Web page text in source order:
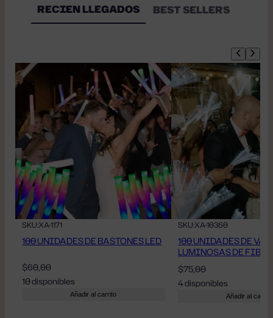
RECIEN LLEGADOS BEST SELLERS
SKU:XA-1171
100 UNIDADES DE BASTONES LED
$60,00
10 disponibles
Añadir al carrito
SKU:XA-10360
100 UNIDADES DE
LUMINOSAS DE
$75,00
4 disponibles
Añadir al carrito